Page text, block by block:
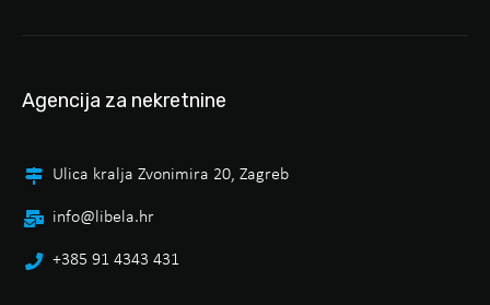
Agencija za nekretnine
Ulica kralja Zvonimira 20, Zagreb
info@libela.hr
+385 91 4343 431